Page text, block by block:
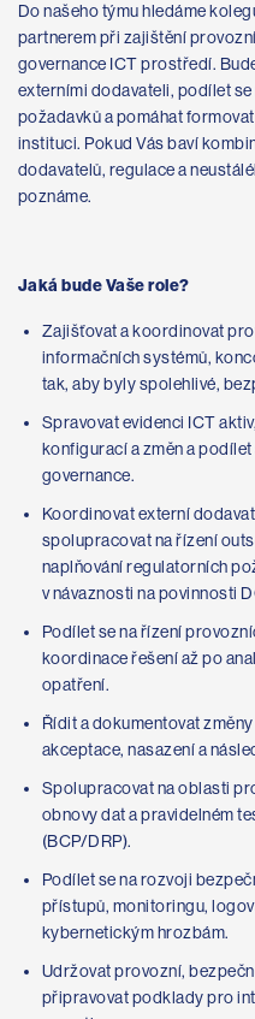
Do našeho týmu hledáme
partnerem při zajištění
governance ICT prostředí.
externími dodavateli, podílet
požadavků a pomáhat
instituci. Pokud Vás baví
dodavatelů, regulace a
poznáme.
Jaká bude Vaše role?
Zajišťovat a koordinovat
informačních systémů,
tak, aby byly spolehlivé,
Spravovat evidenci ICT
konfigurací a změn a
governance.
Koordinovat externí
spolupracovat na řízení
naplňování regulatorních
v návaznosti na povinnosti
Podílet se na řízení
koordinace řešení až po
opatření.
Řídit a dokumentovat
akceptace, nasazení a
Spolupracovat na oblasti
obnovy dat a pravidelném
(BCP/DRP).
Podílet se na rozvoji
přístupů, monitoringu,
kybernetickým hrozbám.
Udržovat provozní,
připravovat podklady pro